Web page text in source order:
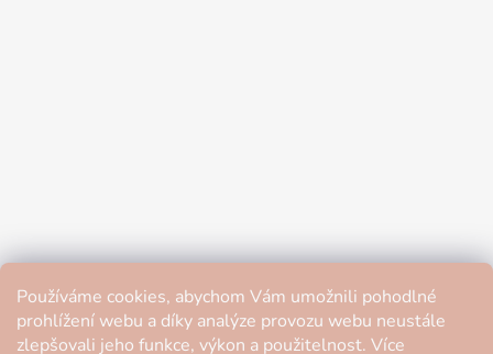
Používáme cookies, abychom Vám umožnili pohodlné
prohlížení webu a díky analýze provozu webu neustále
zlepšovali jeho funkce, výkon a použitelnost. Více